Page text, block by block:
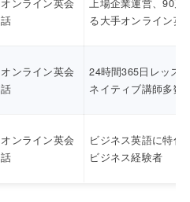
オンライン英会
話
上場企業運営、90万
る大手オンライン英
オンライン英会
話
24時間365日レッス
ネイティブ講師多数
オンライン英会
話
ビジネス英語に特化
ビジネス経験者